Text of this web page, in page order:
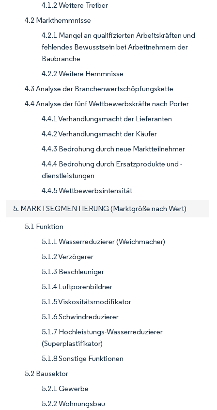
4.1.2 Weitere Treiber
4.2 Markthemmnisse
4.2.1 Mangel an qualifizierten Arbeitskräften und
fehlendes Bewusstsein bei Arbeitnehmern der
Baubranche
4.2.2 Weitere Hemmnisse
4.3 Analyse der Branchenwertschöpfungskette
4.4 Analyse der fünf Wettbewerbskräfte nach Porter
4.4.1 Verhandlungsmacht der Lieferanten
4.4.2 Verhandlungsmacht der Käufer
4.4.3 Bedrohung durch neue Marktteilnehmer
4.4.4 Bedrohung durch Ersatzprodukte und -
dienstleistungen
4.4.5 Wettbewerbsintensität
5. MARKTSEGMENTIERUNG (Marktgröße nach Wert)
5.1 Funktion
5.1.1 Wasserreduzierer (Weichmacher)
5.1.2 Verzögerer
5.1.3 Beschleuniger
5.1.4 Luftporenbildner
5.1.5 Viskositätsmodifikator
5.1.6 Schwindreduzierer
5.1.7 Hochleistungs-Wasserreduzierer
(Superplastifikator)
5.1.8 Sonstige Funktionen
5.2 Bausektor
5.2.1 Gewerbe
5.2.2 Wohnungsbau